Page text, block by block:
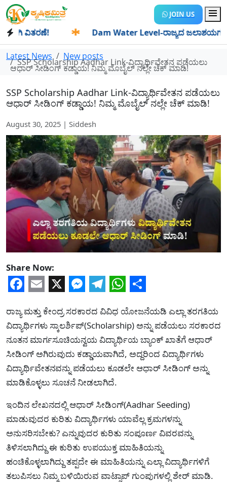
JOIN US
ವಿತರಣೆ! Dam Water Level-ರಾಜ್ಯದ ಜಲಾಶಯಗಳಿಗೆ
Latest News New posts
SSP Scholarship Aadhar Link-ವಿದ್ಯಾರ್ಥಿವೇತನ ಪಡೆಯಲು
ಆಧಾರ್ ಸೀಡಿಂಗ್ ಕಡ್ಡಾಯ! ನಿಮ್ಮ ಮೊಬೈಲ್ ನಲ್ಲೇ ಚೆಕ್ ಮಾಡಿ!
SSP Scholarship Aadhar Link-ವಿದ್ಯಾರ್ಥಿವೇತನ ಪಡೆಯಲು
ಆಧಾರ್ ಸೀಡಿಂಗ್ ಕಡ್ಡಾಯ! ನಿಮ್ಮ ಮೊಬೈಲ್ ನಲ್ಲೇ ಚೆಕ್ ಮಾಡಿ!
August 30, 2025 | Siddesh
Share Now:
Facebook
Email
X Messenger
Telegram
WhatsApp
Share
ರಾಜ್ಯ ಮತ್ತು ಕೇಂದ್ರ ಸರಕಾರದ ವಿವಿಧ ಯೋಜನೆಯಡಿ ಎಲ್ಲಾ ತರಗತಿಯ
ವಿದ್ಯಾರ್ಥಿಗಳು ಸ್ಕಾಲರ್ಶಿಪ್(Scholarship) ಅನ್ನು ಪಡೆಯಲು ಸರಕಾರದ
ನೂತನ ಮಾರ್ಗಸೂಚಿಯನ್ವಯ ವಿದ್ಯಾರ್ಥಿಯ ಬ್ಯಾಂಕ್ ಖಾತೆಗೆ ಆಧಾರ್
ಸೀಡಿಂಗ್ ಅಗಿರುವುದು ಕಡ್ಡಾಯವಾಗಿದೆ, ಅದ್ದರಿಂದ ವಿದ್ಯಾರ್ಥಿಗಳು
ವಿದ್ಯಾರ್ಥಿವೇತನವನ್ನು ಪಡೆಯಲು ಕೂಡಲೇ ಆಧಾರ್ ಸೀಡಿಂಗ್ ಅನ್ನು
ಮಾಡಿಕೊಳ್ಳಲು ಸೂಚನೆ ನೀಡಲಾಗಿದೆ.
ಇಂದಿನ ಲೇಖನದಲ್ಲಿ ಆಧಾರ್ ಸೀಡಿಂಗ್(Aadhar Seeding)
ಮಾಡುವುದರ ಕುರಿತು ವಿದ್ಯಾರ್ಥಿಗಳು ಯಾವೆಲ್ಲ ಕ್ರಮಗಳನ್ನು
ಅನುಸರಿಸಬೇಕು? ಎನ್ನುವುದರ ಕುರಿತು ಸಂಪೂರ್ಣ ವಿವರವನ್ನು
ತಿಳಿಸಲಾಗಿದ್ದು ಈ ಕುರಿತು ಉಪಯುಕ್ತ ಮಾಹಿತಿಯನ್ನು
ಹಂಚಿಕೊಳ್ಳಲಾಗಿದ್ದು ತಪ್ಪದೇ ಈ ಮಾಹಿತಿಯನ್ನು ಎಲ್ಲಾ ವಿದ್ಯಾರ್ಥಿಗಳಿಗೆ
ತಲುಪಿಸಲು ನಿಮ್ಮ ಬಳಿಯಿರುವ ವಾಟ್ಸಾಪ್ ಗುಂಪುಗಳಲ್ಲಿ ಶೇರ್ ಮಾಡಿ.